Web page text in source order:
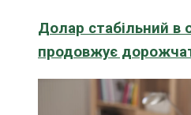
Долар стабільний в
продовжує